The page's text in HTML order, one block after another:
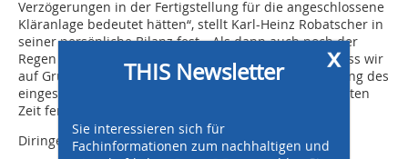
Verzögerungen in der Fertigstellung für die angeschlossene
Kläranlage bedeutet hätten“, stellt Karl-Heinz Robatscher in
seiner persönliche Bilanz fest. „Als dann auch noch der
Regen einsetzte, war es für alle eine Erleichterung, dass wir
auf Grund der akribischen Vorplanung und der Leistung des
eingespielten Teams fast zwei Stunden vor der geplanten
Zeit fertig wurden.“
Diringer & Scheidel Rohrsanierung GmbH & CO. KG
x
THIS Newsletter
Sie interessieren sich für
Fachinformationen zum nachhaltigen und